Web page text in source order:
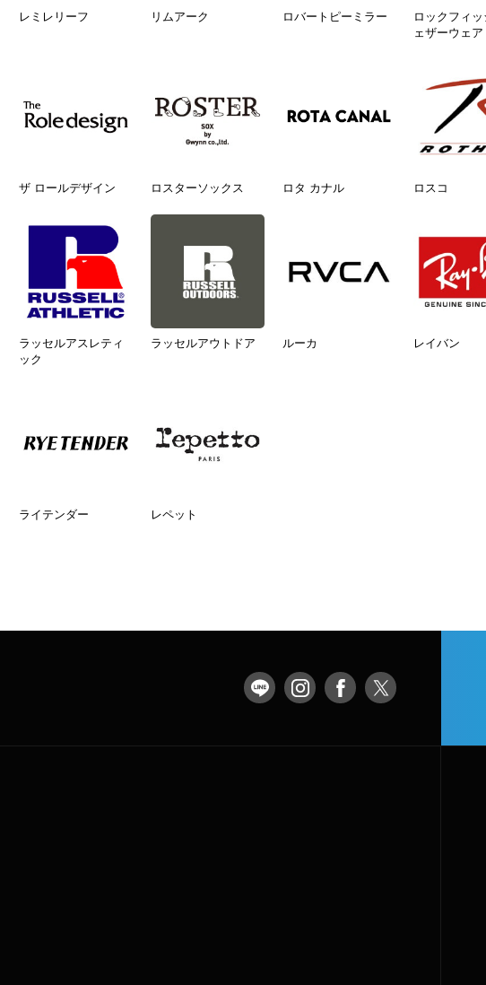
レミレリーフ リムアーク ロバートピーミラー
ロックフィッ
ェザーウェア
ザ ロールデザイン ロスターソックス ロタ カナル ロスコ
ラッセルアスレティ
ック
ラッセルアウトドア ルーカ レイバン
ライテンダー レペット